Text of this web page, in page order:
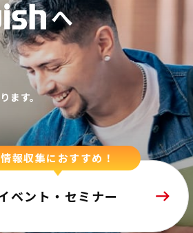
へ
ます。
情報収集におすすめ！
ベント・セミナー